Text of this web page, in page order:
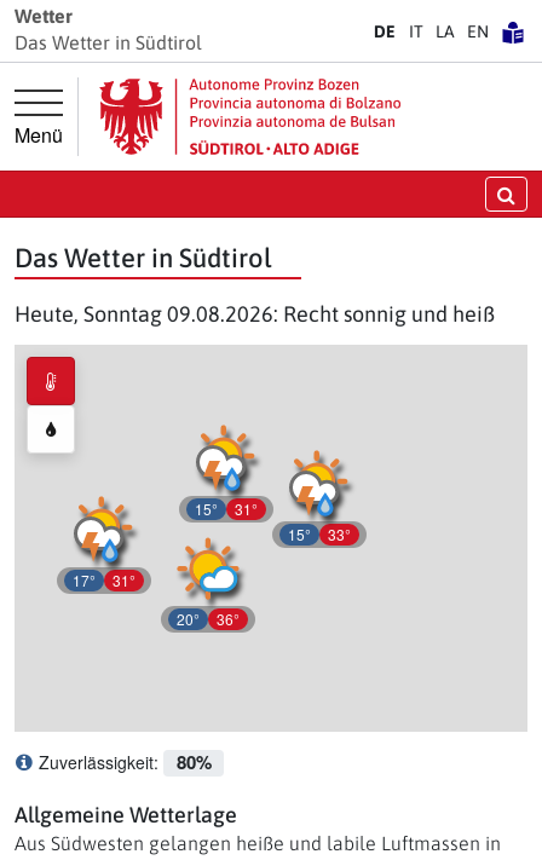
Springe direkt zur Hauptnavigation
Springe direkt zum Inhalt
Wetter
Das Wetter in Südtirol
DE IT LA EN
Menü
Das Wetter in Südtirol
Heute, Sonntag 09.08.2026: Recht sonnig und heiß
17° 31°
15° 31°
20° 36°
15° 33°
Zuverlässigkeit: 80%
Allgemeine Wetterlage
Aus Südwesten gelangen heiße und labile Luftmassen in